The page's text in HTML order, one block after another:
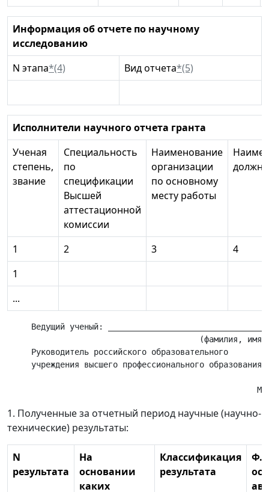
Информация об отчете по научному
исследованию
N этапа*(4) Вид отчета*(5)
Исполнители научного отчета гранта
Ученая
степень,
звание
Специальность
по
спецификации
Высшей
аттестационной
комиссии
Наименование
организации
по основному
месту работы
1 2 3
4
1
...
Ведущий ученый:
(фамилия,
     Руководитель российского образовательного
учреждения высшего профессионального
1. Полученные за отчетный период научные (научно-
технические) результаты:
N
результата
На
основании
каких
Классификация
результата